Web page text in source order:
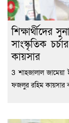
সাংস্কৃতিক
কায়সার
3 শাহজালাল জামেয়া
ফজলুর রহিম কায়সার